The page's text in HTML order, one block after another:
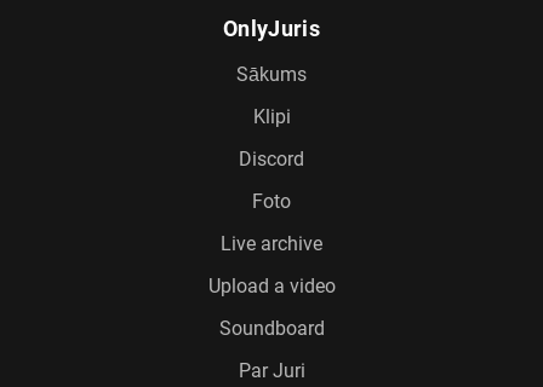
OnlyJuris
Sākums
Klipi
Discord
Foto
Live archive
Upload a video
Soundboard
Par Juri